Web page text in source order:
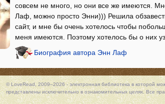
совсем не много, но они все же имеются.
Лаф, можно просто Энни))) Решила
сайт, и мне бы очень хотелось чтобы
меня имеются. Поэтому хотелось бы о них
Биография автора Энн Лаф
© LoveRead, 2009–2026 - электронная библиотека в которой
представлены исключительно в ознакомительных целях. Все